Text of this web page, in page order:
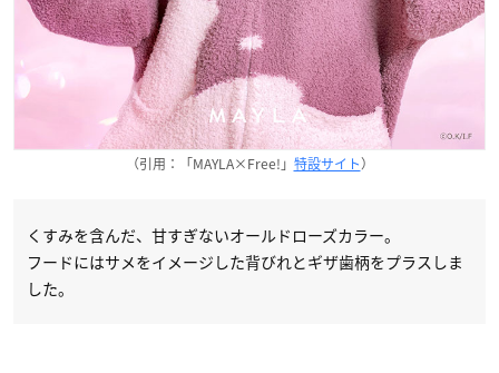
（引用：「MAYLA×Free!」 特設サイト）
くすみを含んだ、甘すぎないオールドローズカラー。
フードにはサメをイメージした背びれとギザ歯柄をプラスしま
した。